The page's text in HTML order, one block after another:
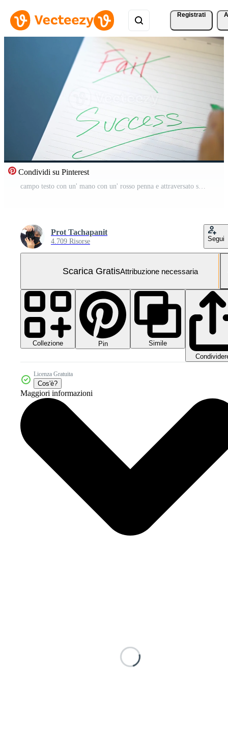
Registrati
Condividi su Pinterest
campo testo con un' mano con un' rosso penna e attraversato su con un' verde penna su il taccuino, successo Messaggio di mano con un' verde penna sotto il fallire Video Gratuito
Prot Tachapanit
4.709 Risorse Segui
Scarica GratisAttribuzione necessaria
Collezione Pin
Simile
Licenza Gratuita
Cos'è?
Maggiori informazioni